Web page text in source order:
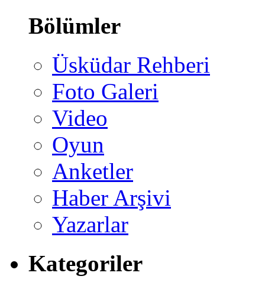
Bölümler
Üsküdar Rehberi
Foto Galeri
Video
Oyun
Anketler
Haber Arşivi
Yazarlar
Kategoriler